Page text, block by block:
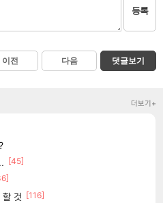
등록
이전 다음 댓글보기
더보기+
[45]
할 것 [116]